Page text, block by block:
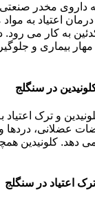
داروی مخدر صنعتی
درمان اعتیاد به
به کار می
بیماری و
در سنگلج
و ترک
عضلانی،
دهد. کلونیدین